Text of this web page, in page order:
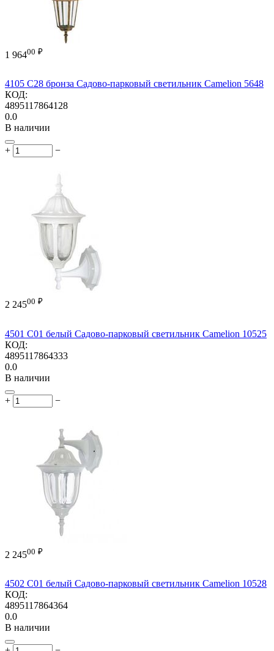
1 96400 ₽
4105 С28 бронза Садово-парковый светильник Camelion 5648
КОД:
4895117864128
0.0
В наличии
+ −
2 24500 ₽
4501 С01 белый Садово-парковый светильник Camelion 10525
КОД:
4895117864333
0.0
В наличии
+ −
2 24500 ₽
4502 С01 белый Садово-парковый светильник Camelion 10528
КОД:
4895117864364
0.0
В наличии